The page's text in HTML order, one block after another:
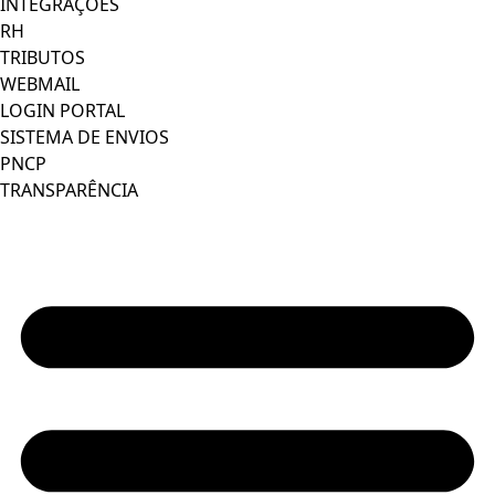
RH
TRIBUTOS
WEBMAIL
LOGIN PORTAL
SISTEMA DE ENVIOS
PNCP
TRANSPARÊNCIA